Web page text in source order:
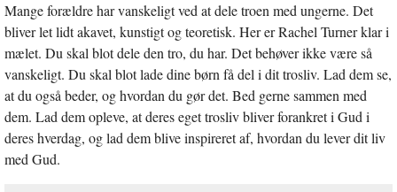
Mange forældre har vanskeligt ved at dele troen med ungerne. Det
bliver let lidt akavet, kunstigt og teoretisk. Her er Rachel Turner klar i
mælet. Du skal blot dele den tro, du har. Det behøver ikke være så
vanskeligt. Du skal blot lade dine børn få del i dit trosliv. Lad dem se,
at du også beder, og hvordan du gør det. Bed gerne sammen med
dem. Lad dem opleve, at deres eget trosliv bliver forankret i Gud i
deres hverdag, og lad dem blive inspireret af, hvordan du lever dit liv
med Gud.